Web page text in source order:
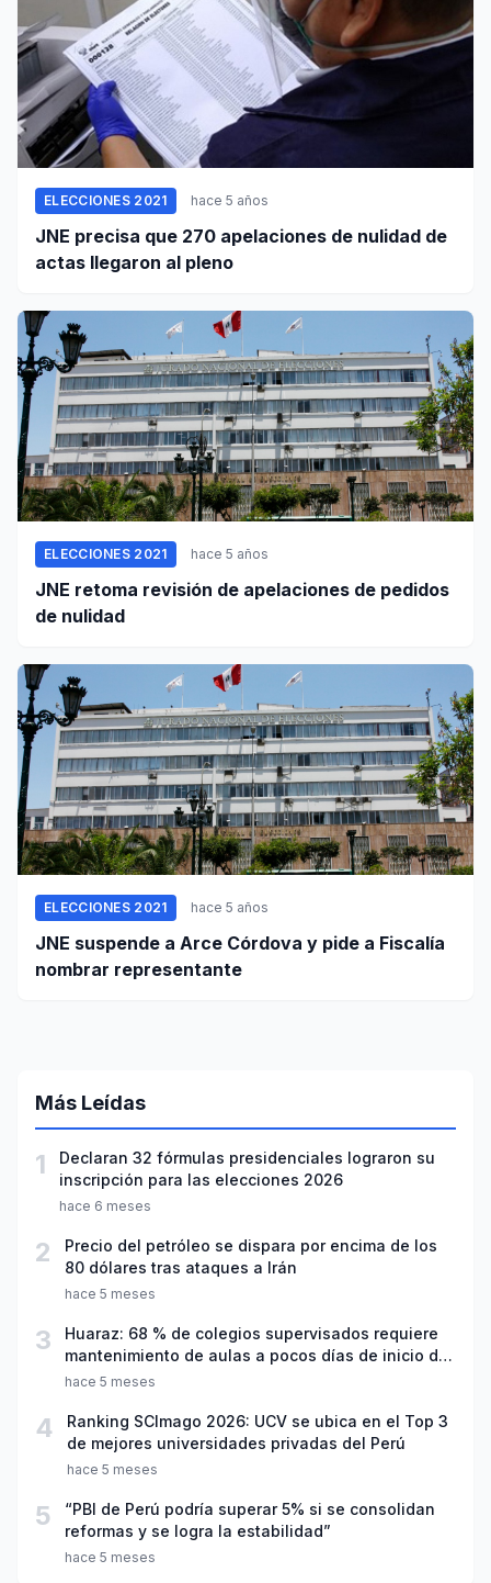
ELECCIONES 2021 hace 5 años
JNE precisa que 270 apelaciones de nulidad de
actas llegaron al pleno
ELECCIONES 2021 hace 5 años
JNE retoma revisión de apelaciones de pedidos
de nulidad
ELECCIONES 2021 hace 5 años
JNE suspende a Arce Córdova y pide a Fiscalía
nombrar representante
Más Leídas
1
Declaran 32 fórmulas presidenciales lograron su
inscripción para las elecciones 2026
hace 6 meses
2
Precio del petróleo se dispara por encima de los
80 dólares tras ataques a Irán
hace 5 meses
3
Huaraz: 68 % de colegios supervisados requiere
mantenimiento de aulas a pocos días de inicio del
año escolar 2026
hace 5 meses
4
Ranking SCImago 2026: UCV se ubica en el Top 3
de mejores universidades privadas del Perú
hace 5 meses
5
“PBI de Perú podría superar 5% si se consolidan
reformas y se logra la estabilidad”
hace 5 meses